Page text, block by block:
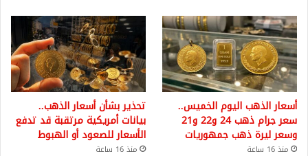
أسعار الذهب اليوم الخميس..
سعر جرام ذهب 24 و22 و21
وسعر ليرة ذهب جمهوريات
منذ 16 ساعة
تحذير بشأن أسعار الذهب..
بيانات أمريكية مرتقبة قد تدفع
الأسعار للصعود أو الهبوط
منذ 16 ساعة